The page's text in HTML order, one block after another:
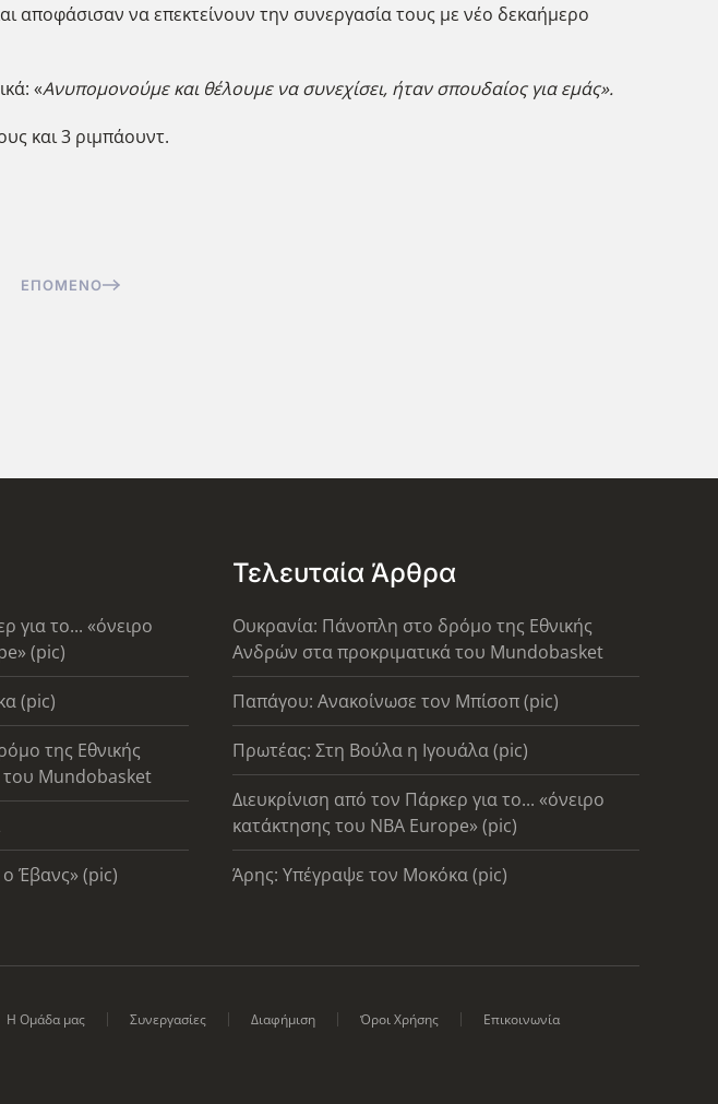
αποφάσισαν να επεκτείνουν την συνεργασία τους με νέο δεκαήμερο
«Ανυπομονούμε και θέλουμε να συνεχίσει, ήταν σπουδαίος για εμάς».
και 3 ριμπάουντ.
ΕΠΌΜΕΝΟ
για το... «όνειρο
(pic)
(pic)
της Εθνικής
του Mundobasket
ο Έβανς» (pic)
Τελευταία Άρθρα
Ουκρανία: Πάνοπλη στο δρόμο της Εθνικής
Ανδρών στα προκριματικά του Mundobasket
Παπάγου: Ανακοίνωσε τον Μπίσοπ (pic)
Πρωτέας: Στη Βούλα η Ιγουάλα (pic)
Διευκρίνιση από τον Πάρκερ για το... «όνειρο
κατάκτησης του ΝΒΑ Europe» (pic)
Άρης: Υπέγραψε τον Μοκόκα (pic)
Η Ομάδα μας Συνεργασίες Διαφήμιση Όροι Χρήσης Επικοινωνία